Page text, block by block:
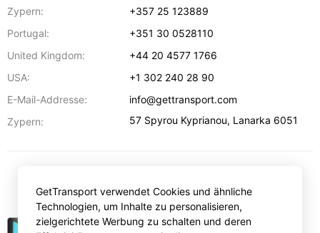
Zypern:
+357 25 123889
Portugal:
+351 30 0528110
United Kingdom:
+44 20 4577 1766
USA:
+1 302 240 28 90
E-Mail-Addresse:
info@gettransport.com
Zypern:
57 Spyrou Kyprianou, Lanarka 6051
EUR
GetTransport verwendet Cookies und ähnliche
Technologien, um Inhalte zu personalisieren,
zielgerichtete Werbung zu schalten und deren